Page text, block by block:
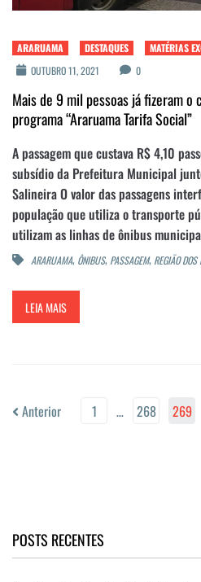
ARARUAMA DESTAQUES
MATÉRIAS
OUTUBRO 11, 2021
0
Mais de 9 mil pessoas já fizeram o
programa “Araruama Tarifa Social”
A passagem que custava R$ 4,10
subsídio da Prefeitura Municipal
Salineira O valor das passagens
população que utiliza o transporte
utilizam as linhas de ônibus
ARARUAMA, ÔNIBUS, PASSAGEM, REGIÃO DOS
LEIA MAIS
Anterior 1 … 268 269
POSTS RECENTES